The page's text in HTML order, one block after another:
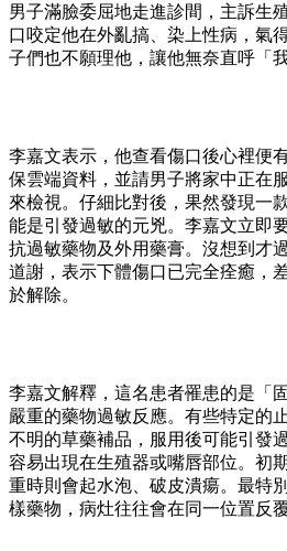
男子滿臉委屈地走進診間，主訴生
口咬定他在外亂搞、染上性病，氣
子們也不願理他，讓他無奈直呼「
李嘉文表示，他查看傷口後心裡便
保雲端資料，並請男子將家中正在
來檢視。仔細比對後，果然發現一
能是引發過敏的元兇。李嘉文立即
抗過敏藥物及外用藥膏。沒想到才
道謝，表示下體傷口已完全痊癒，
於解除。
李嘉文解釋，這名患者罹患的是「
嚴重的藥物過敏反應。有些特定的
不明的草藥補品，服用後可能引發
容易出現在生殖器或嘴唇部位。初
重時則會起水泡、破皮潰瘍。最特
樣藥物，病灶往往會在同一位置反覆